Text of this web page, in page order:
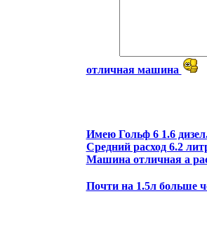
отличная машина
Имею Гольф 6 1.6
Средний расход 6.2
Машина отличная а
Почти на 1.5л больше